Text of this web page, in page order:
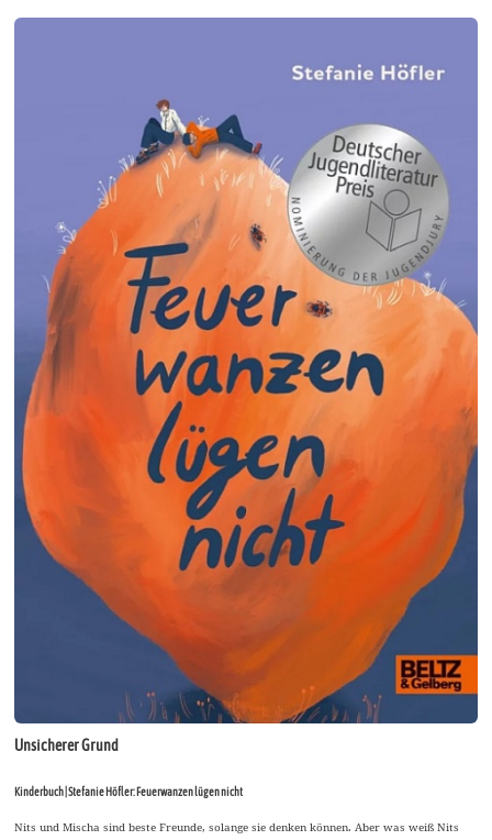
Unsicherer Grund
Kinderbuch | Stefanie Höfler: Feuerwanzen lügen nicht
Nits und Mischa sind beste Freunde, solange sie denken können. Aber was weiß Nits